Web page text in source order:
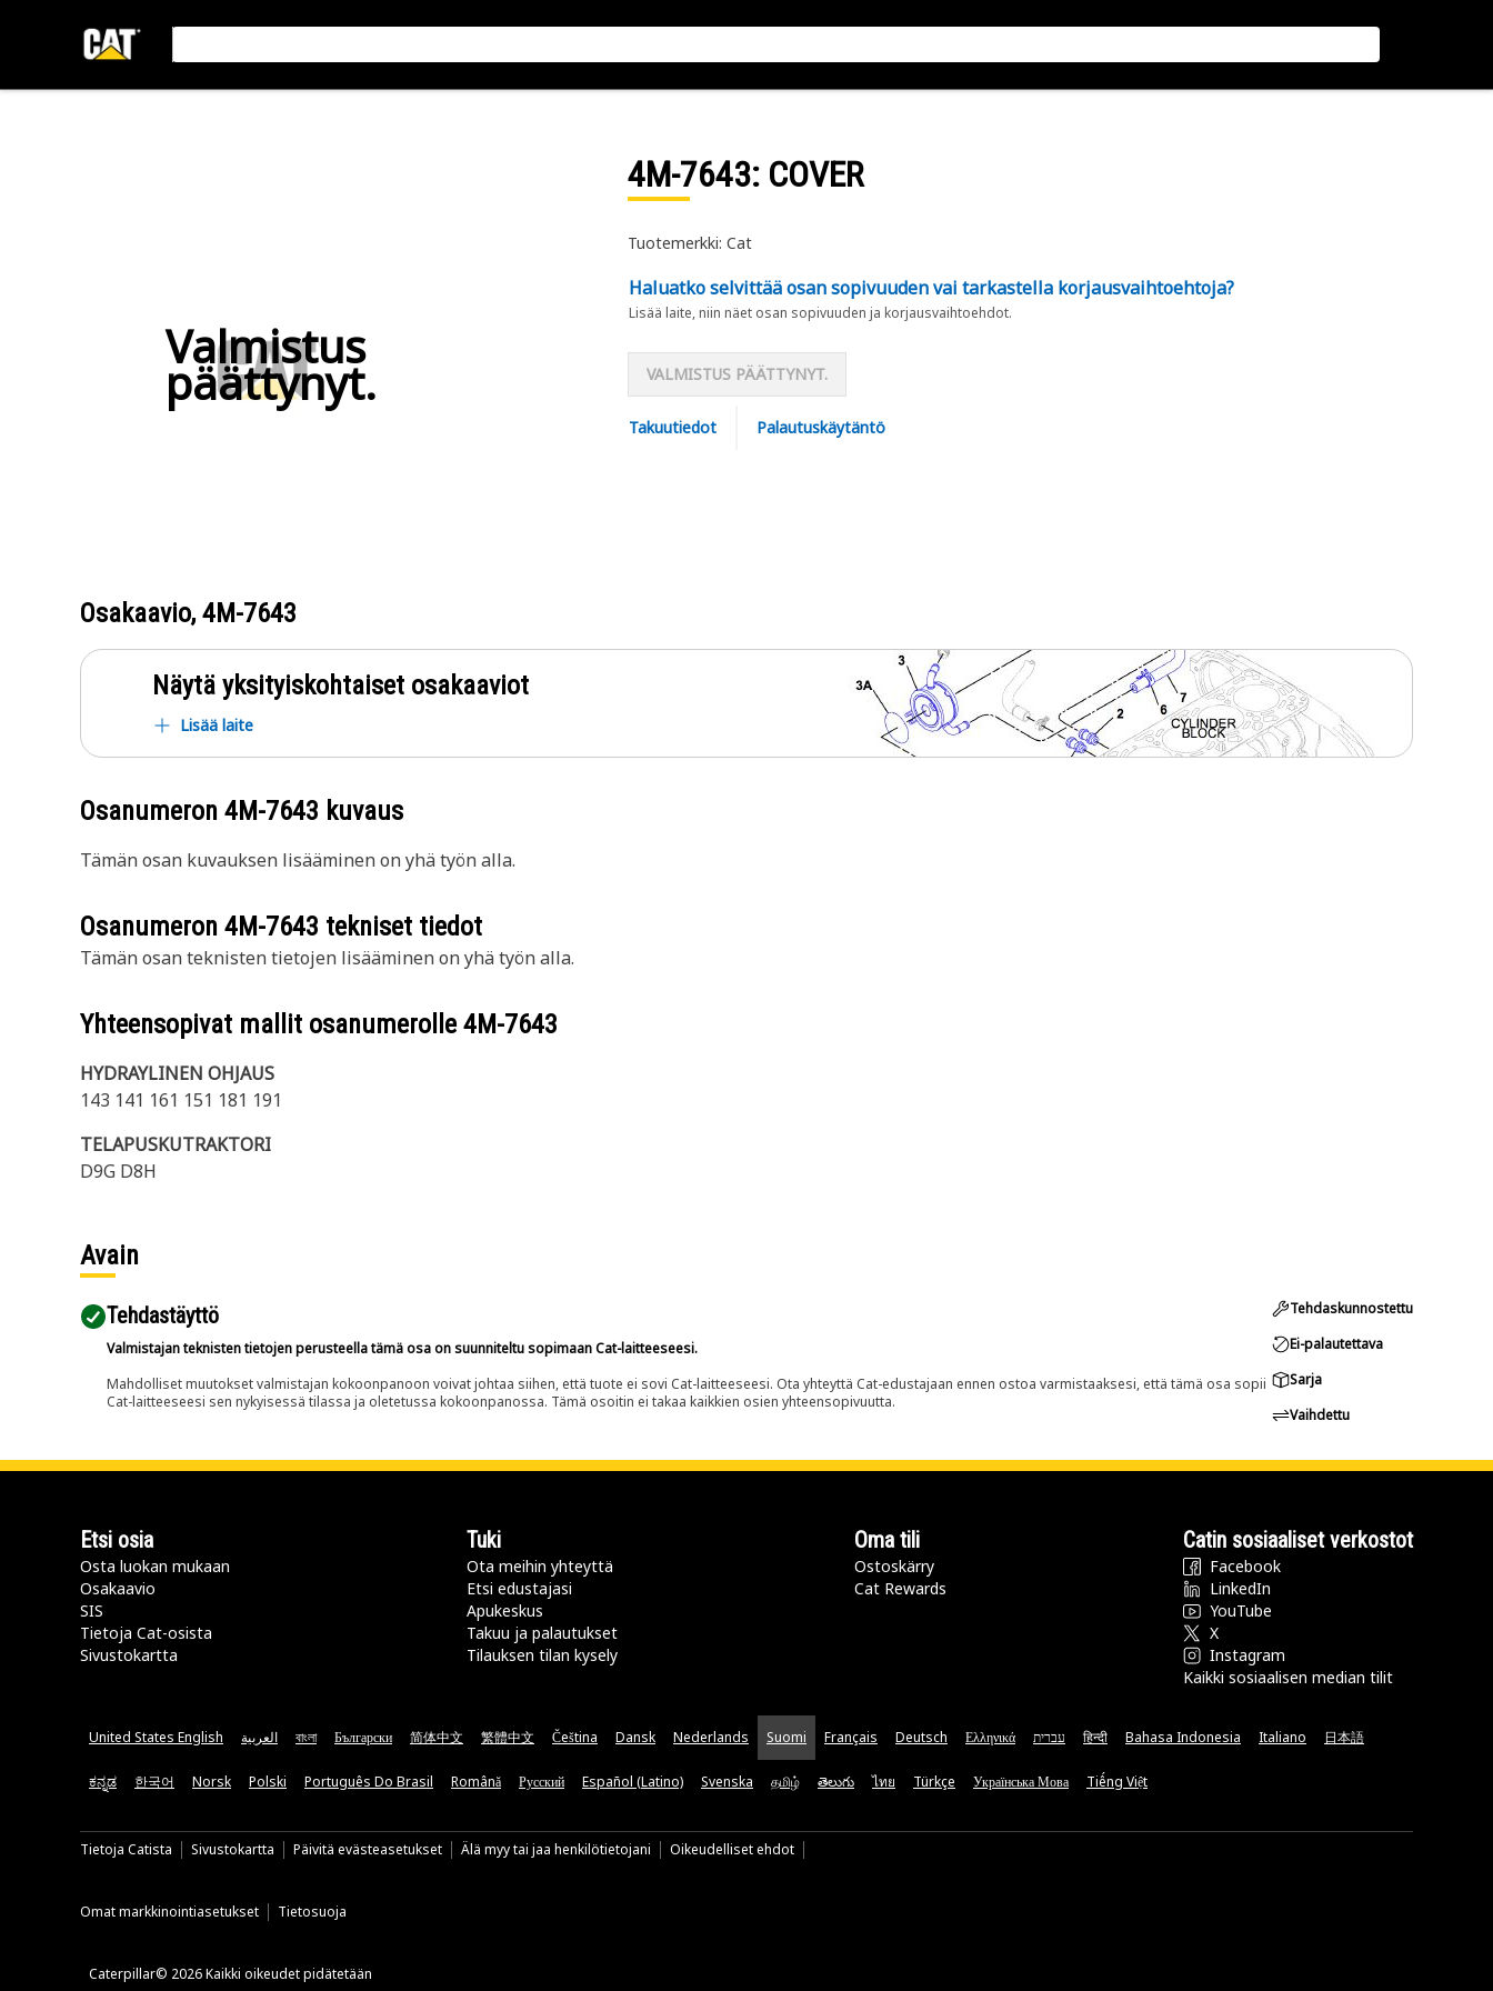
Valmistus
päättynyt.
4M-7643: COVER
Tuotemerkki: Cat
Haluatko selvittää osan sopivuuden vai tarkastella korjausvaihtoehtoja?
Lisää laite, niin näet osan sopivuuden ja korjausvaihtoehdot.
VALMISTUS PÄÄTTYNYT.
Takuutiedot Palautuskäytäntö
Osakaavio, 4M-7643
Näytä yksityiskohtaiset osakaaviot
Lisää laite
Osanumeron 4M-7643 kuvaus
Tämän osan kuvauksen lisääminen on yhä työn alla.
Osanumeron 4M-7643 tekniset tiedot
Tämän osan teknisten tietojen lisääminen on yhä työn alla.
Yhteensopivat mallit osanumerolle 4M-7643
HYDRAYLINEN OHJAUS
143 141 161 151 181 191
TELAPUSKUTRAKTORI
D9G D8H
Avain
Tehdastäyttö
Valmistajan teknisten tietojen perusteella tämä osa on suunniteltu sopimaan Cat-laitteeseesi.
Mahdolliset muutokset valmistajan kokoonpanoon voivat johtaa siihen, että tuote ei sovi Cat-laitteeseesi. Ota yhteyttä Cat-edustajaan ennen ostoa varmistaaksesi, että tämä osa sopii
Cat-laitteeseesi sen nykyisessä tilassa ja oletetussa kokoonpanossa. Tämä osoitin ei takaa kaikkien osien yhteensopivuutta.
Tehdaskunnostettu
Ei-palautettava
Sarja
Vaihdettu
Etsi osia
Osta luokan mukaan
Osakaavio
SIS
Tietoja Cat-osista
Sivustokartta
Tuki
Ota meihin yhteyttä
Etsi edustajasi
Apukeskus
Takuu ja palautukset
Tilauksen tilan kysely
Oma tili
Ostoskärry
Cat Rewards
Catin sosiaaliset verkostot
Facebook
LinkedIn
YouTube
X
Instagram
Kaikki sosiaalisen median tilit
United States English العربية বাংলা Български 简体中文 繁體中文 Čeština Dansk Nederlands Suomi Français Deutsch Ελληνικά עברית हिन्दी Bahasa Indonesia Italiano 日本語
ಕನ್ನಡ 한국어 Norsk Polski Português Do Brasil Română Русский Español (Latino) Svenska தமிழ் తెలుగు ไทย Türkçe Українська Мова Tiếng Việt
Tietoja Catista Sivustokartta Päivitä evästeasetukset Älä myy tai jaa henkilötietojani Oikeudelliset ehdot
Omat markkinointiasetukset Tietosuoja
Caterpillar© 2026 Kaikki oikeudet pidätetään